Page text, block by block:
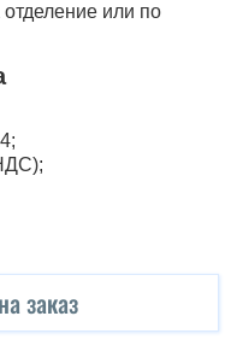
или по
заказ